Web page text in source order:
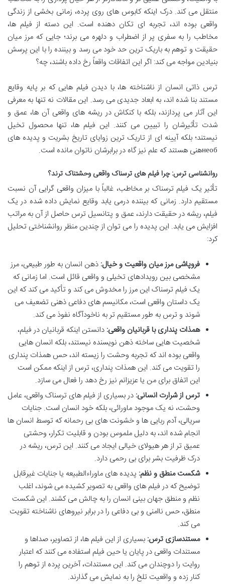
منتقل می کند. درک اینکه کابوس های روی پرده، زمانی بخشی از زندگی
واقعی بوده اند، تجربه ای تکان دهنده است. این دسته از فیلم ها،
مخاطب را به سفری پر از اضطراب و دلهره می برند؛ جایی که مرز میان
حقیقت و توهم به باریک ترین حد خود می رسد و بیننده را با این پرسش
بنیادین مواجه می کند: اگر این اتفاقات واقعاً رخ داده باشند، چه؟
ترس ذاتی انسان از ناشناخته ها، با دیدن فیلم هایی که بر پایه وقایع
مستند بنا شده اند، به ابعاد جدیدی می رسد. این مقالات نه تنها به معرفی
این آثار می پردازند، بلکه با کنکاش در ریشه های واقعی آن ها، عمق و
شدت تأثیرشان را تبیین می کنند. این فیلم ها، تنها محصول تخیل
نیستند؛ بلکه آیینه ای از تاریک ترین زوایای تاریخ بشریت و پدیده های
необهنی هستند که علم نیز گاه در برابرشان ناتوان مانده است.
روانشناسی ترس: چرا فیلم های ترسناک واقعی وحشتناک ترند؟
تأثیر یک فیلم ترسناک بر مخاطب، غالباً با میزان واقعی گرایی آن نسبت
مستقیم دارد. زمانی که بیننده درمی یابد وقایع نمایش داده شده در یک
فیلم، ریشه در حقیقت دارند، عمق و پتانسیل ترس حاصل از آن به مراتب
افزایش می یابد. این پدیده را می توان از چندین منظر روانشناختی تحلیل
کرد:
فروپاشی مرز میان واقعیت و خیال: ذهن انسان به طور طبیعی، مرز
مشخصی بین رویدادهای تخیلی و واقعی قائل است. اما زمانی که
یک فیلم ترسناک این مرز را مخدوش می کند و تأکید می کند که این
یک داستان واقعی است، مکانیسم های دفاعی ذهنی تضعیف می
شوند و ترس به طور مستقیم تر به ناخودآگاه نفوذ می کند.
همذات پنداری با قربانیان واقعی: دانستن اینکه قربانیان در فیلم،
شخصیت هایی ساخته ذهن نویسنده نیستند، بلکه انسان هایی
واقعی بوده اند که تجربه وحشت را زیسته اند، حس همذات پنداری
را تقویت می کند. این همذات پنداری، ترس از اینکه ممکن است
این اتفاق برای من یا عزیزانم نیز رخ دهد را فعال می سازد.
ترس از شرارت انسانی: در بسیاری از فیلم های ترسناک واقعی، عامل
وحشت، نه یک موجود ماورائی، بلکه خود انسان است. جنایات
سریالی، آدم ربایی ها و خشونت های بی رحمانه که توسط انسان ها
انجام شده اند، به دلیل ملموس بودن و قابلیت تکرار، وحشتی
عمیق تر از هر هیولای خیالی ایجاد می کنند. این ترس، ریشه در
درک ظرفیت بشر برای بی رحمی دارد.
شکست منطق و نظم: پدیده های ماوراءالطبیعه یا جنایات غیرقابل
توضیح که در فیلم های واقعی به تصویر کشیده می شوند، اغلب
نظم و منطق جهان بینی انسان را به چالش می کشند. این شکست
منطق، حس ناامنی و بی دفاعی را در برابر نیروهای ناشناخته تقویت
می کند.
مستندسازی ترس: بسیاری از این فیلم ها، از تصاویر، صداها و
مستندات واقعی در پایان یا حین فیلم استفاده می کنند که اعتبار
روایت را دوچندان می کند. این مستندات، آخرین پرده از توهم را
کنار زده و واقعیت تلخ را به نمایش می گذارند.